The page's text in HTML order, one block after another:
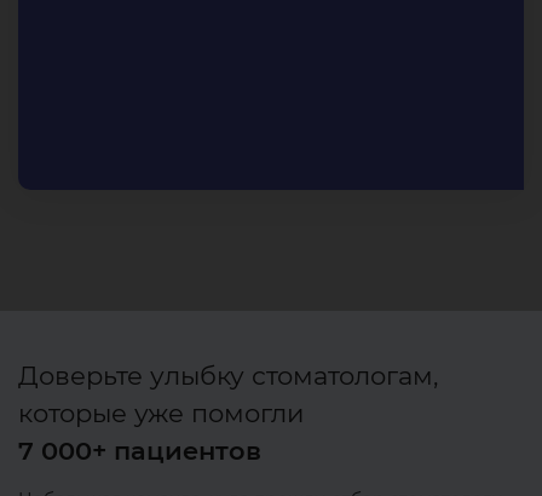
Доверьте улыбку стоматологам,
которые уже помогли
7 000+ пациентов